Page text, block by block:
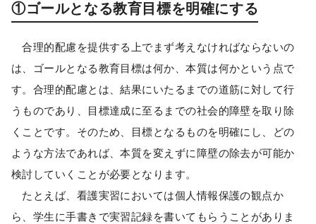
①ゴールとなる教育目標を明確にする
合理的配慮を提供する上でまず考えなければならないの
は、ゴールとなる教育目標は何か、本質は何かという点で
す。合理的配慮とは、結果にいたるまでの道筋に対して行
うものであり、目標達成に至るまでの社会的障壁を取り除
くことです。そのため、目標となるものを明確にし、どの
ような方法であれば、本質を変えずに障壁の除去が可能か
検討していくことが必要となります。
たとえば、看護実習においては個人情報保護の観点か
ら、学生に手書きで実習記録を書いてもらうことがありま